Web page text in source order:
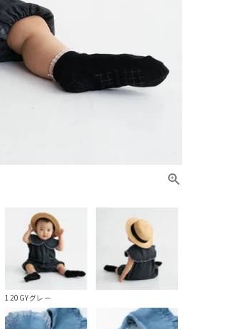
120GYグレー